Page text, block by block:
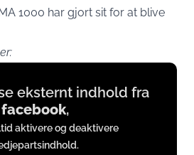
1000 har gjort sit for at blive
eksternt indhold fra
facebook,
aktivere og deaktivere